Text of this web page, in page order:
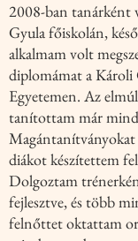
2008-ban tanárként
Gyula főiskolán,
alkalmam volt
diplomámat a Károli
Egyetemen. Az
tanítottam már
diákot készítettem
Dolgoztam
fejlesztve, és több
felnőttet oktattam